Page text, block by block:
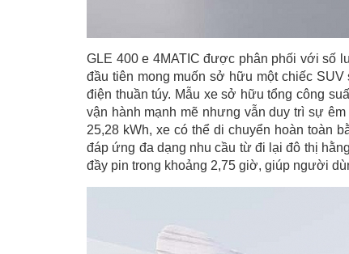
GLE 400 e 4MATIC được phân phối với số
đầu tiên mong muốn sở hữu một chiếc
điện thuần túy. Mẫu xe sở hữu tổng công
vận hành mạnh mẽ nhưng vẫn duy trì sự
25,28 kWh, xe có thể di chuyển hoàn toàn
đáp ứng đa dạng nhu cầu từ đi lại đô thị
đầy pin trong khoảng 2,75 giờ, giúp người